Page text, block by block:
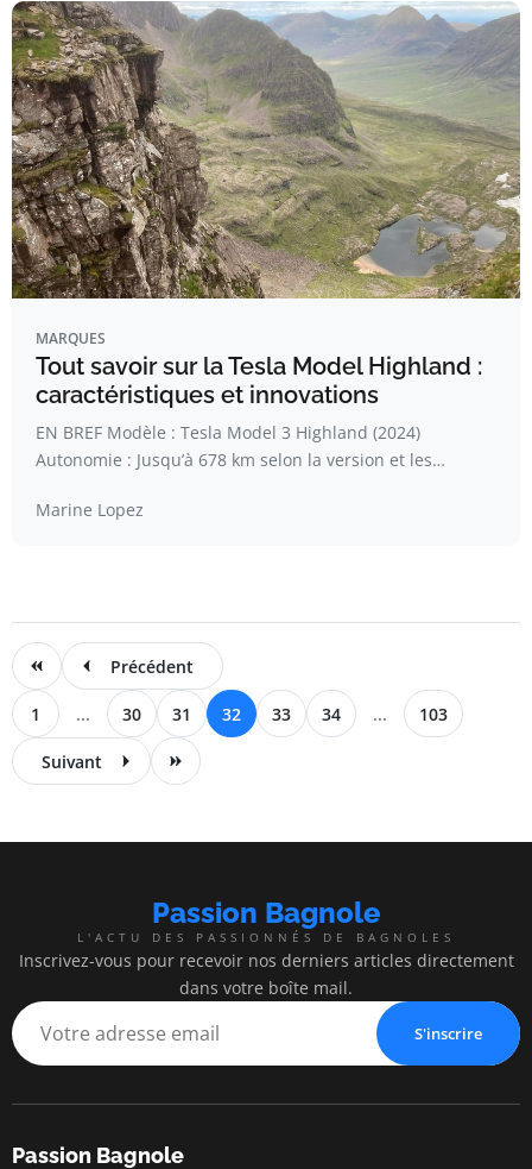
MARQUES
Tout savoir sur la Tesla Model Highland :
caractéristiques et innovations
EN BREF Modèle : Tesla Model 3 Highland (2024)
Autonomie : Jusqu’à 678 km selon la version et les…
Marine Lopez
Précédent
1 ... 30 31 32 33 34 ... 103
Suivant
Passion Bagnole
L'ACTU DES PASSIONNÉS DE BAGNOLES
Inscrivez-vous pour recevoir nos derniers articles directement
dans votre boîte mail.
S'inscrire
Passion Bagnole